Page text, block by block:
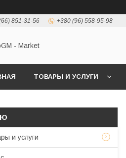
851-31-56 +380 (96) 558-95-98
- Market
ТОВАРЫ И УСЛУГИ
и услуги